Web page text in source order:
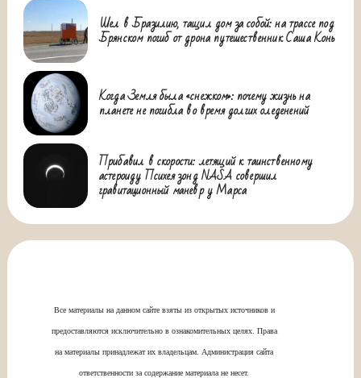
Шел в Бразилию, тащил дом за собой: на трассе под
Брянском погиб от дрона путешественник Саша Конь
Когда Земля была «снежком»: почему жизнь на
планете не погибла во время долгих оледенений
Прибавил в скорости: летящий к таинственному
астероиду Психея зонд NASA совершил
гравитационный маневр у Марса
Все материалы на данном сайте взяты из открытых источников и
предоставляются исключительно в ознакомительных целях. Права
на материалы принадлежат их владельцам. Администрация сайта
ответственности за содержание материала не несет.